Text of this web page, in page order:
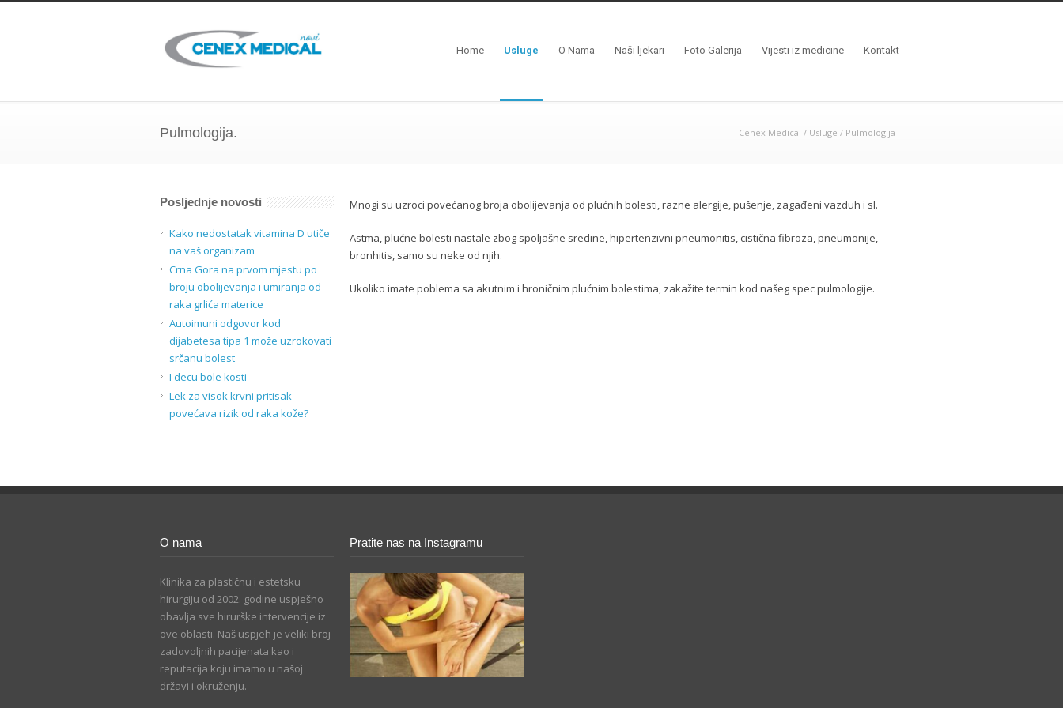
Home Usluge O Nama Naši ljekari Foto Galerija Vijesti iz medicine Kontakt
Pulmologija. Cenex Medical / Usluge / Pulmologija
Mnogi su uzroci povećanog broja obolijevanja od plućnih bolesti, razne alergije, pušenje, zagađeni vazduh i sl.
Astma, plućne bolesti nastale zbog spoljašne sredine, hipertenzivni pneumonitis, cistična fibroza, pneumonije,
bronhitis, samo su neke od njih.
Ukoliko imate poblema sa akutnim i hroničnim plućnim bolestima, zakažite termin kod našeg spec pulmologije.
Posljednje novosti
Kako nedostatak vitamina D utiče
na vaš organizam
Crna Gora na prvom mjestu po
broju obolijevanja i umiranja od
raka grlića materice
Autoimuni odgovor kod
dijabetesa tipa 1 može uzrokovati
srčanu bolest
I decu bole kosti
Lek za visok krvni pritisak
povećava rizik od raka kože?
O nama
Klinika za plastičnu i estetsku
hirurgiju od 2002. godine uspješno
obavlja sve hirurške intervencije iz
ove oblasti. Naš uspjeh je veliki broj
zadovoljnih pacijenata kao i
reputacija koju imamo u našoj
državi i okruženju.
Pratite nas na Instagramu